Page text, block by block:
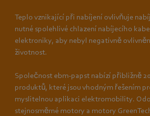
Teplo vznikající při nabíjení ovlivňuje
nutné spolehlivé chlazení nabíjecího
elektroniky, aby nebyl negativně
životnost.
Společnost ebm‑papst nabízí přibližně
produktů, které jsou vhodným řešením
myslitelnou aplikaci elektromobility.
stejnosměrné motory a motory